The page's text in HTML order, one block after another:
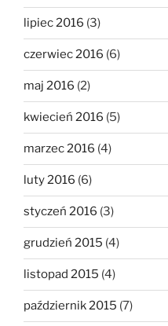
lipiec 2016 (3)
czerwiec 2016 (6)
maj 2016 (2)
kwiecień 2016 (5)
marzec 2016 (4)
luty 2016 (6)
styczeń 2016 (3)
grudzień 2015 (4)
listopad 2015 (4)
październik 2015 (7)